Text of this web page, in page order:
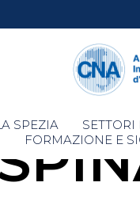
SPEZIA SETTORI
FORMAZIONE E